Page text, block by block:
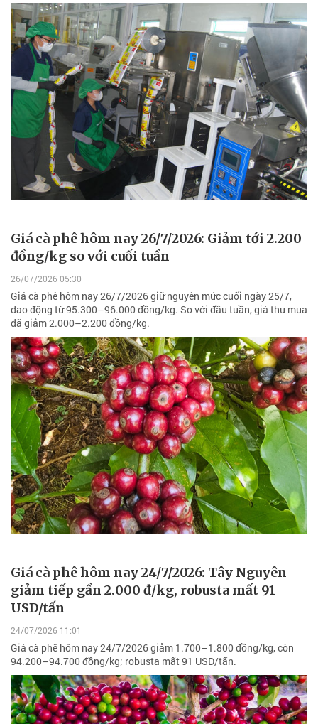
Giá cà phê hôm nay 26/7/2026: Giảm tới 2.200
đồng/kg so với cuối tuần
26/07/2026 05:30
Giá cà phê hôm nay 26/7/2026 giữ nguyên mức cuối ngày 25/7,
dao động từ 95.300–96.000 đồng/kg. So với đầu tuần, giá thu mua
đã giảm 2.000–2.200 đồng/kg.
Giá cà phê hôm nay 24/7/2026: Tây Nguyên
giảm tiếp gần 2.000 đ/kg, robusta mất 91
USD/tấn
24/07/2026 11:01
Giá cà phê hôm nay 24/7/2026 giảm 1.700–1.800 đồng/kg, còn
94.200–94.700 đồng/kg; robusta mất 91 USD/tấn.